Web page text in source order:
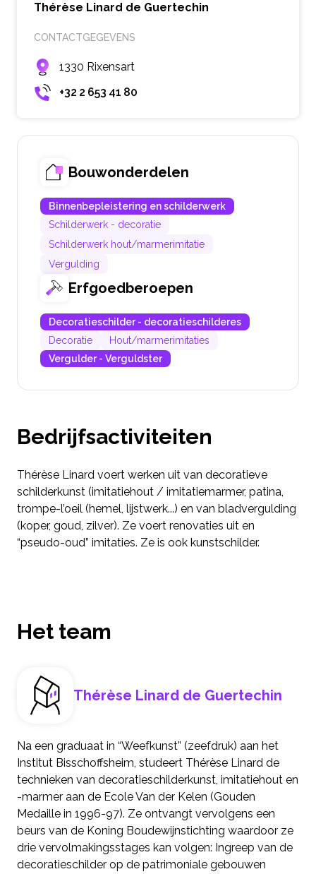
Thérèse Linard de Guertechin
CONTACTGEGEVENS
1330 Rixensart
+32 2 653 41 80
Bouwonderdelen
Binnenbepleistering en schilderwerk
Schilderwerk - decoratie
Schilderwerk hout/marmerimitatie
Vergulding
Erfgoedberoepen
Decoratieschilder - decoratieschilderes
Decoratie
Hout/marmerimitaties
Vergulder - Verguldster
Bedrijfsactiviteiten
Thérèse Linard voert werken uit van decoratieve
schilderkunst (imitatiehout / imitatiemarmer, patina,
trompe-l’oeil (hemel, lijstwerk...) en van bladvergulding
(koper, goud, zilver). Ze voert renovaties uit en
“pseudo-oud” imitaties. Ze is ook kunstschilder.
Het team
Thérèse Linard de Guertechin
Na een graduaat in “Weefkunst” (zeefdruk) aan het
Institut Bisschoffsheim, studeert Thérèse Linard de
technieken van decoratieschilderkunst, imitatiehout en
-marmer aan de Ecole Van der Kelen (Gouden
Medaille in 1996-97). Ze ontvangt vervolgens een
beurs van de Koning Boudewijnstichting waardoor ze
drie vervolmakingsstages kan volgen: Ingreep van de
decoratieschilder op de patrimoniale gebouwen